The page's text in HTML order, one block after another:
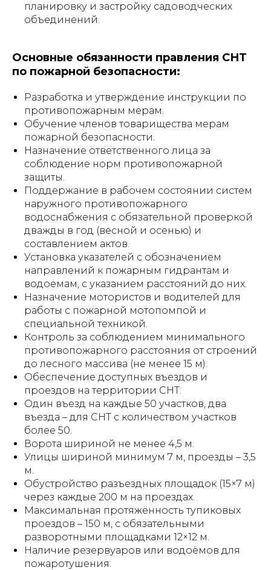
планировку и застройку садоводческих
объединений.
Основные обязанности правления СНТ
по пожарной безопасности:
Разработка и утверждение инструкции по
противопожарным мерам.
Обучение членов товарищества мерам
пожарной безопасности.
Назначение ответственного лица за
соблюдение норм противопожарной
защиты.
Поддержание в рабочем состоянии систем
наружного противопожарного
водоснабжения с обязательной проверкой
дважды в год (весной и осенью) и
составлением актов.
Установка указателей с обозначением
направлений к пожарным гидрантам и
водоёмам, с указанием расстояний до них.
Назначение мотористов и водителей для
работы с пожарной мотопомпой и
специальной техникой.
Контроль за соблюдением минимального
противопожарного расстояния от строений
до лесного массива (не менее 15 м).
Обеспечение доступных въездов и
проездов на территории СНТ:
Один въезд на каждые 50 участков, два
въезда – для СНТ с количеством участков
более 50.
Ворота шириной не менее 4,5 м.
Улицы шириной минимум 7 м, проезды – 3,5
м.
Обустройство разъездных площадок (15×7 м)
через каждые 200 м на проездах.
Максимальная протяжённость тупиковых
проездов – 150 м, с обязательными
разворотными площадками 12×12 м.
Наличие резервуаров или водоёмов для
пожаротушения: